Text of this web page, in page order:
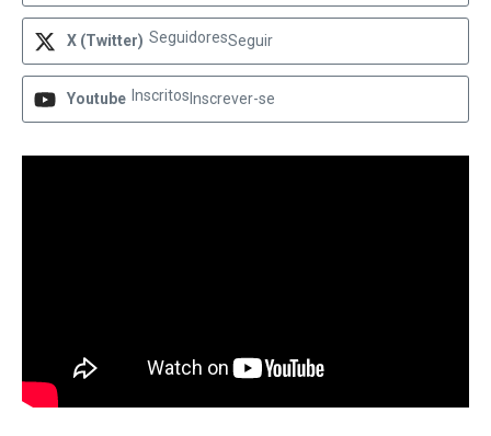
X (Twitter) SeguidoresSeguir
Youtube Inscritos Inscrever-se